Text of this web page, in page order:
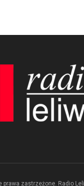
prawa zastrzeżone. Radio